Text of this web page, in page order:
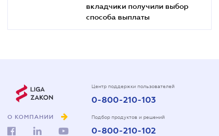
вкладчики получили выбор
способа выплаты
О КОМПАНИИ
Центр поддержки пользователей
0-800-210-103
Подбор продуктов и решений
0-800-210-102